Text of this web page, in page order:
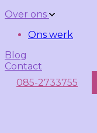
Over ons
Ons werk
Blog
Contact
085-2733755